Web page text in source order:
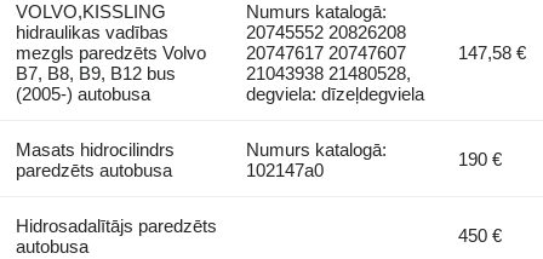
VOLVO,KISSLING
hidraulikas vadības
mezgls paredzēts Volvo
B7, B8, B9, B12 bus
(2005-) autobusa
Numurs katalogā:
20745552 20826208
20747617 20747607
21043938 21480528,
degviela: dīzeļdegviela
147,58 €
Masats hidrocilindrs
paredzēts autobusa
Numurs katalogā:
102147a0
190 €
Hidrosadalītājs paredzēts
autobusa
450 €